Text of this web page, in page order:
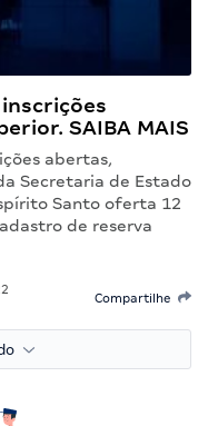
SAIBA MAIS
abertas,
Secretaria de Estado
Santo oferta 12
de reserva
Compartilhe